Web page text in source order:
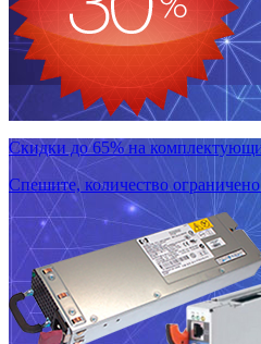
Скидки до 65% на
Спешите, количество